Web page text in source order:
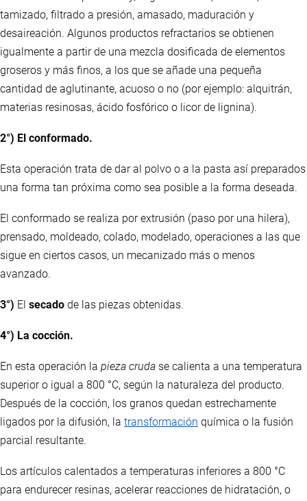
tamizado, filtrado a presión, amasado, maduración y
desaireación. Algunos productos refractarios se obtienen
igualmente a partir de una mezcla dosificada de elementos
groseros y más finos, a los que se añade una pequeña
cantidad de aglutinante, acuoso o no (por ejemplo: alquitrán,
materias resinosas, ácido fosfórico o licor de lignina).
2°) El conformado.
Esta operación trata de dar al polvo o a la pasta así preparados
una forma tan próxima como sea posible a la forma deseada.
El conformado se realiza por extrusión (paso por una hilera),
prensado, moldeado, colado, modelado, operaciones a las que
sigue en ciertos casos, un mecanizado más o menos
avanzado.
3°) El secado de las piezas obtenidas.
4°) La cocción.
En esta operación la pieza cruda se calienta a una temperatura
superior o igual a 800 °C, según la naturaleza del producto.
Después de la cocción, los granos quedan estrechamente
ligados por la difusión, la transformación química o la fusión
parcial resultante.
Los artículos calentados a temperaturas inferiores a 800 °C
para endurecer resinas, acelerar reacciones de hidratación, o